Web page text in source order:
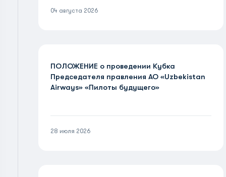
04 августа 2026
ПОЛОЖЕНИЕ о проведении Кубка
Председателя правления АО «Uzbekistan
Airways» «Пилоты будущего»
28 июля 2026